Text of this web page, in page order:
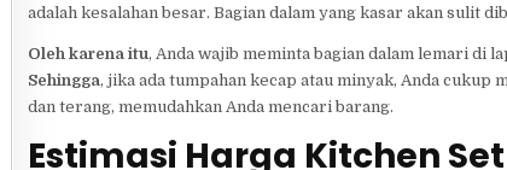
adalah kesalahan besar. Bagian dalam yang kasar akan sulit
Oleh karena itu, Anda wajib meminta bagian dalam lemari di
Sehingga, jika ada tumpahan kecap atau minyak, Anda cukup
dan terang, memudahkan Anda mencari barang.
Estimasi Harga Kitchen